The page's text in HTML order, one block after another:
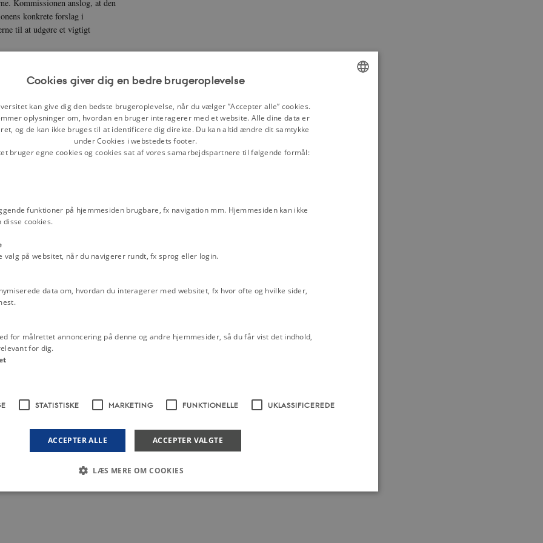
Kommissionen anslog, at den
konkrete forslag i
til at udgøre et vigtigt
samlet i en fond under navnet
midler til uddeling af
anset som nødvendigt. Derfor
der kunne anses for
først nogle år senere
fra relevante ministerier
pengene i fonden til de enkelte
Hvor store beløb i
på de enkelte
ansatte og studerende på
studieaktivitet og økonomisk
og lån, men kun vejledende
til det lokale stipendienævn af
lånemidler på grund af
Cookies giver dig en bedre brugeroplevelse
kan give dig den bedste brugeroplevelse, når du vælger ”Accepter alle” cookies.
oplysninger om, hvordan en bruger interagerer med et website. Alle dine data er
og de kan ikke bruges til at identificere dig direkte. Du kan altid ændre dit samtykke
under Cookies i webstedets footer.
bruger egne cookies og cookies sat af vores samarbejdspartnere til følgende formål:
funktioner på hjemmesiden brugbare, fx navigation mm. Hjemmesiden kan ikke
disse cookies.
valg på websitet, når du navigerer rundt, fx sprog eller login.
data om, hvordan du interagerer med websitet, fx hvor ofte og hvilke sider,
for målrettet annoncering på denne og andre hjemmesider, så du får vist det indhold,
for dig.
STATISTISKE MARKETING FUNKTIONELLE UKLASSIFICEREDE
ACCEPTER ALLE ACCEPTER VALGTE
LÆS MERE OM COOKIES
at gøre hjemmesiden brugbar ved at aktivere nogle grundlæggende funktioner som navigation mm.